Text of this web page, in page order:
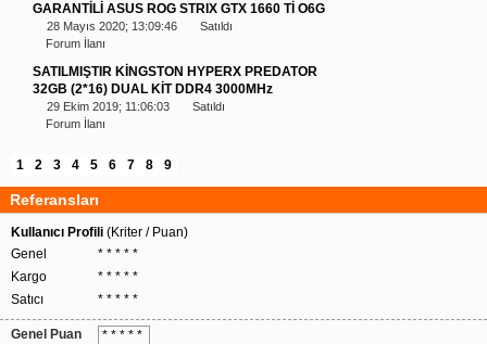
GARANTİLİ ASUS ROG STRIX GTX 1660 Tİ O6G
28 Mayıs 2020; 13:09:46
Satıldı
Forum İlanı
SATILMIŞTIR KİNGSTON HYPERX PREDATOR
32GB (2*16) DUAL KİT DDR4 3000MHz
29 Ekim 2019; 11:06:03
Satıldı
Forum İlanı
1 2 3 4 5 6 7 8 9
Referansları
Kullanıcı Profili (Kriter / Puan)
Genel
* * * * *
Kargo
* * * * *
Satıcı
* * * * *
Genel Puan
* * * * *